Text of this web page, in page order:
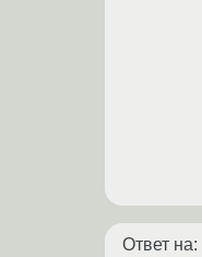
Ответ на: